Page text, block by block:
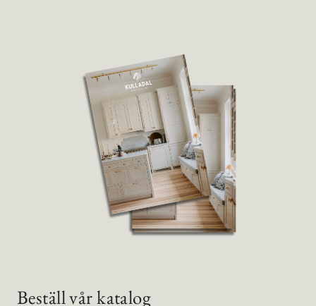
Beställ vår katalog